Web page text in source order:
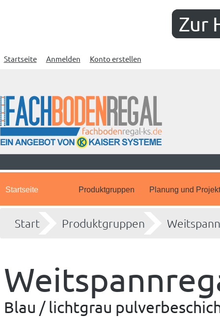
Zur
Startseite Anmelden Konto erstellen
Startseite Produktgruppen Planung und
Start Produktgruppen
Blau / lichtgrau